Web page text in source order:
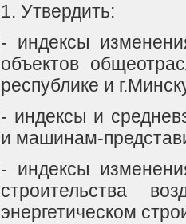
1. Утвердить:
- индексы
объектов
республике и
- индексы и
и машинам-
- индексы
строительства
энергетическом